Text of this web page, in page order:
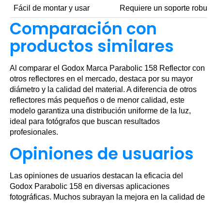
Fácil de montar y usar Requiere un soporte robusto
Comparación con
productos similares
Al comparar el Godox Marca Parabolic 158 Reflector con
otros reflectores en el mercado, destaca por su mayor
diámetro y la calidad del material. A diferencia de otros
reflectores más pequeños o de menor calidad, este
modelo garantiza una distribución uniforme de la luz,
ideal para fotógrafos que buscan resultados
profesionales.
Opiniones de usuarios
Las opiniones de usuarios destacan la eficacia del
Godox Parabolic 158 en diversas aplicaciones
fotográficas. Muchos subrayan la mejora en la calidad de